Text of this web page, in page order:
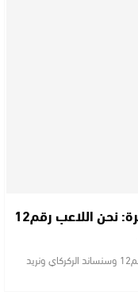
مغربي مولع بكرة القدم في كلمة مؤثرة: نحن اللاعب رقم12
مغربي مولع بكرة القدم في كلمة مؤثرة: نحن اللاعب رقم12 وسنساند الركركاي ونريد